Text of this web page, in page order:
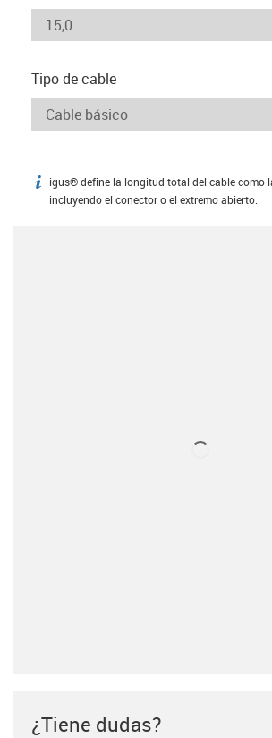
Tipo de cable
igus-icon-info
igus® define la longitud total del cable como
incluyendo el conector o el extremo abierto.
¿Tiene dudas?